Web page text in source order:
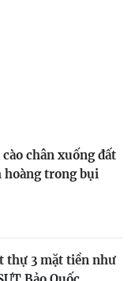
chân xuống đất
hoàng trong bụi
thự 3 mặt tiền như